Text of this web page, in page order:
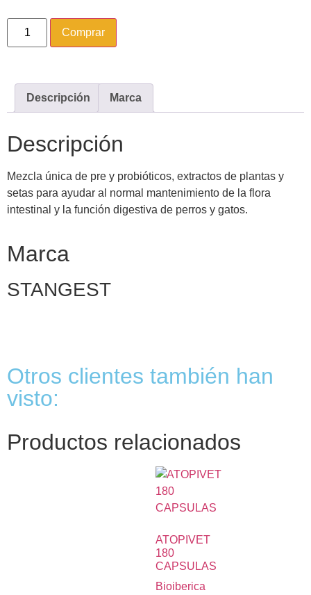
Comprar
Descripción Marca
Descripción
Mezcla única de pre y probióticos, extractos de plantas y
setas para ayudar al normal mantenimiento de la flora
intestinal y la función digestiva de perros y gatos.
Marca
STANGEST
Otros clientes también han
visto:
Productos relacionados
ATOPIVET
180
CAPSULAS
Bioiberica